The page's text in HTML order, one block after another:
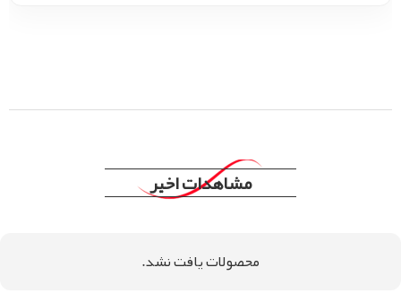
مشاهدات اخیر
محصولات یافت نشد.